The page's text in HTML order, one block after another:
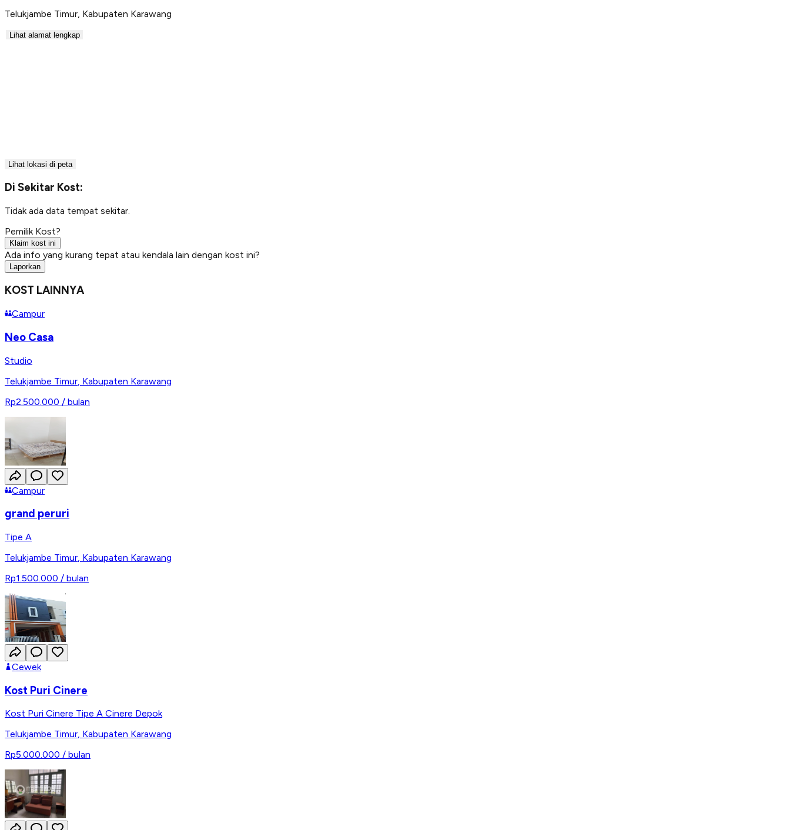
Telukjambe Timur Kabupaten Karawang
Lihat alamat lengkap
Lihat lokasi di peta
Di Sekitar Kost:
Tidak ada data tempat sekitar.
Pemilik Kost?
Klaim kost ini
Ada info yang kurang tepat atau kendala lain dengan kost ini?
Laporkan
KOST LAINNYA
Campur
Neo Casa
Studio
Telukjambe Timur Kabupaten Karawang
Rp2.500.000 / bulan
Campur
grand peruri
Tipe A
Telukjambe Timur, Kabupaten Karawang
Rp1.500.000 / bulan
Cewek
Kost Puri Cinere
Kost Puri Cinere Tipe A Cinere Depok
Telukjambe Timur, Kabupaten Karawang
Rp5.000.000 / bulan